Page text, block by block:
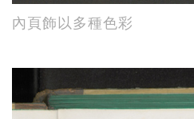
內頁飾以多種色彩